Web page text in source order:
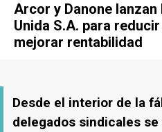
Arcor y Danone lanzan
Unida S.A. para
mejorar rentabilidad
Desde el interior de la
delegados sindicales